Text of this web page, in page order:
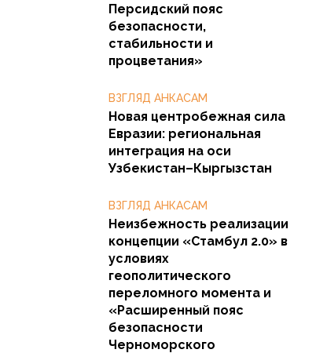
Персидский пояс
безопасности,
стабильности и
процветания»
ВЗГЛЯД АНКАСАМ
Новая центробежная сила
Евразии: региональная
интеграция на оси
Узбекистан–Кыргызстан
ВЗГЛЯД АНКАСАМ
Неизбежность реализации
концепции «Стамбул 2.0» в
условиях
геополитического
переломного момента и
«Расширенный пояс
безопасности
Черноморского